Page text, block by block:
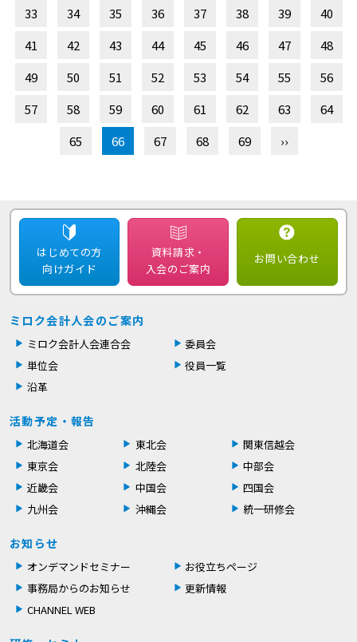
33
34 35 36 37 38 39
40
41
42 43 44 45 46 47
48
49
50 51 52 53 54 55
56
57
58 59 60 61 62 63
64
65
66 67 68 69 ››
はじめての方
向けガイド
資料請求・
入会のご案内
お問い合わせ
ミロク会計人会のご案内
ミロク会計人会連合会
委員会
単位会
役員一覧
沿革
活動予定・報告
北海道会 東北会
関東信越会
東京会
北陸会
中部会
近畿会
中国会
四国会
九州会
沖縄会 統一研修会
お知らせ
オンデマンドセミナー
お役立ちページ
事務局からのお知らせ
更新情報
CHANNEL WEB